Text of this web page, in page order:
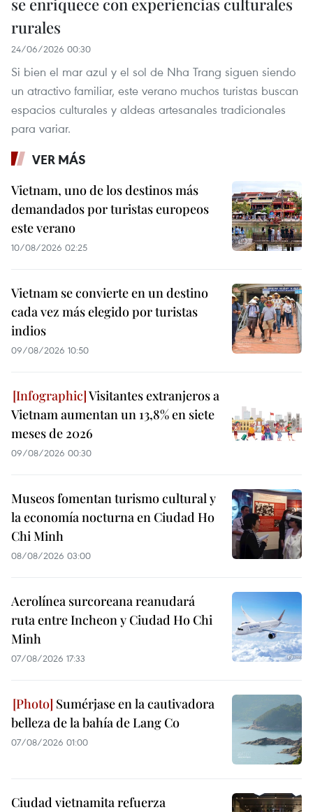
se enriquece con experiencias culturales
rurales
24/06/2026 00:30
Si bien el mar azul y el sol de Nha Trang siguen siendo
un atractivo familiar, este verano muchos turistas buscan
espacios culturales y aldeas artesanales tradicionales
para variar.
VER MÁS
Vietnam, uno de los destinos más
demandados por turistas europeos
este verano
10/08/2026 02:25
Vietnam se convierte en un destino
cada vez más elegido por turistas
indios
09/08/2026 10:50
Visitantes extranjeros a
Vietnam aumentan un 13,8% en siete
meses de 2026
09/08/2026 00:30
Museos fomentan turismo cultural y
la economía nocturna en Ciudad Ho
Chi Minh
08/08/2026 03:00
Aerolínea surcoreana reanudará
ruta entre Incheon y Ciudad Ho Chi
Minh
07/08/2026 17:33
Sumérjase en la cautivadora
belleza de la bahía de Lang Co
07/08/2026 01:00
Ciudad vietnamita refuerza